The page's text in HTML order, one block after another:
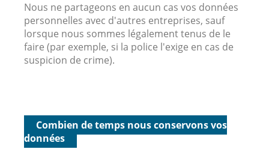
Nous ne partageons en aucun cas vos données
personnelles avec d'autres entreprises, sauf
lorsque nous sommes légalement tenus de le
faire (par exemple, si la police l'exige en cas de
suspicion de crime).
Combien de temps nous conservons vos
données